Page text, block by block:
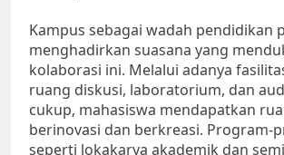
Kampus sebagai wadah pendidikan
menghadirkan suasana yang
kolaborasi ini. Melalui adanya
ruang diskusi, laboratorium, dan
cukup, mahasiswa mendapatkan
berinovasi dan berkreasi. Program-
seperti lokakarya akademik dan